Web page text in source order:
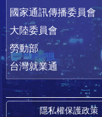
國家通訊傳播委員會
大陸委員會
勞動部
台灣就業通
隱私權保護政策